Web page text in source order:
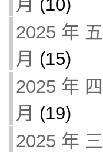
月 (10)
2025 年 五
月 (15)
2025 年 四
月 (19)
2025 年 三